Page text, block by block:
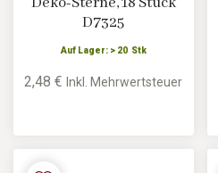
D7325
Auf Lager: > 20 Stk
2,48 €Inkl. Mehrwertsteuer